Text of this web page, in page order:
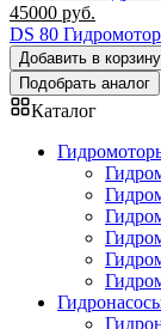
45000 руб.
DS 80 Гидромотор
Добавить в корзину
Подобрать аналог
Каталог